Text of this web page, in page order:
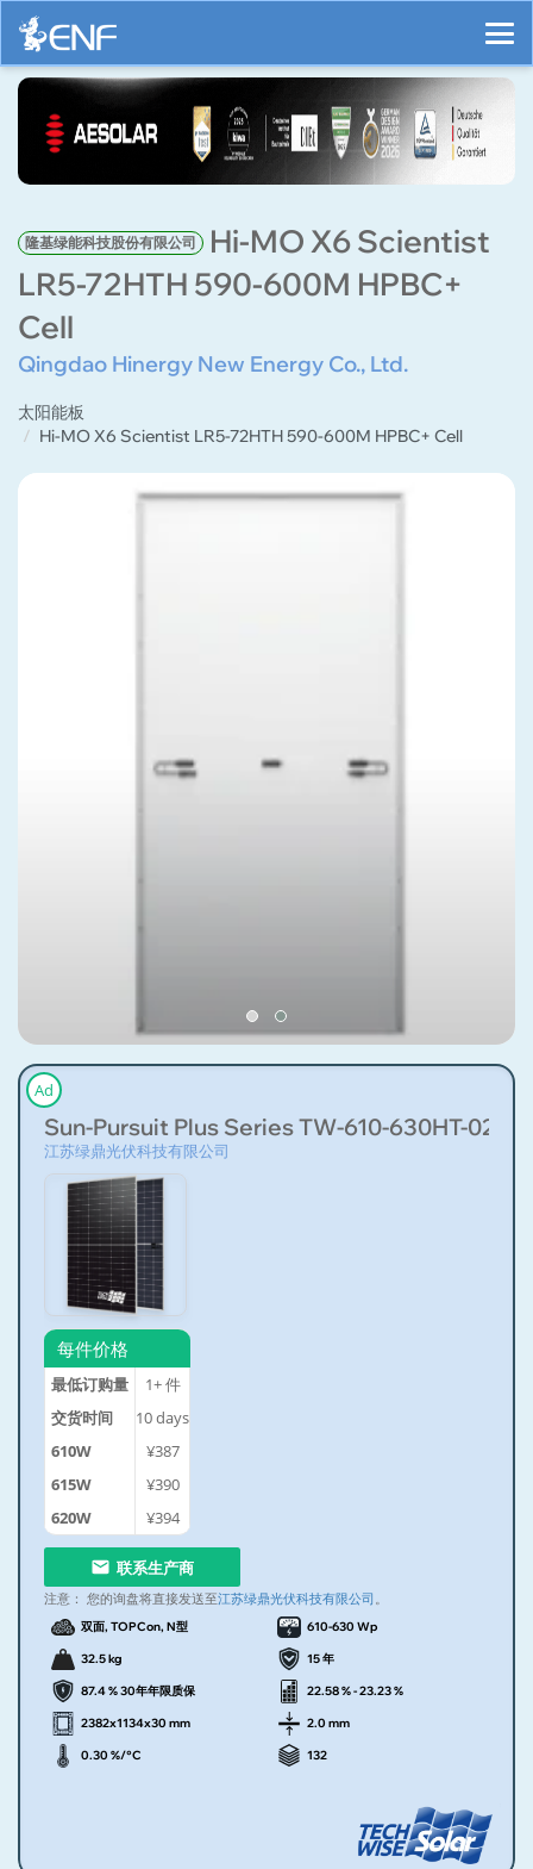
隆基绿能科技股份有限公司
Hi-MO X6 Scientist
LR5-72HTH 590-600M HPBC+
Cell
Qingdao Hinergy New Energy Co., Ltd.
太阳能板
Hi-MO X6 Scientist LR5-72HTH 590-600M HPBC+ Cell
Ad
Sun-Pursuit Plus Series TW-610-630HT-02
江苏绿鼎光伏科技有限公司
每件价格
最低订购量 1+件
交货时间
10days
610W
¥387
615W
¥390
620W
¥394
联系生产商
注意： 您的询盘将直接发送至江苏绿鼎光伏科技有限公司 。
双面, TOPCon, N型 610-630 Wp
32.5 kg 15 年
87.4 % 30年年限质保 22.58 % - 23.23 %
2382x1134x30 mm 2.0 mm
0.30 %/°C 132